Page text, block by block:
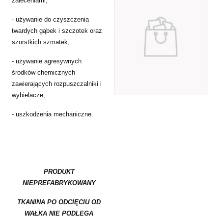
- używanie do czyszczenia
twardych gąbek i szczotek oraz
szorstkich szmatek,
- używanie agresywnych
środków chemicznych
zawierających rozpuszczalniki i
wybielacze,
- uszkodzenia mechaniczne.
PRODUKT
NIEPREFABRYKOWANY
TKANINA PO ODCIĘCIU OD
WAŁKA NIE PODLEGA